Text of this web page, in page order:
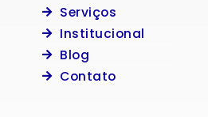
Serviços
Institucional
Blog
Contato